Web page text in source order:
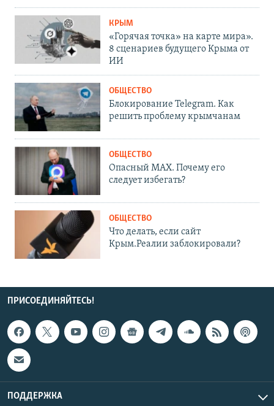
КРЫМ
«Горячая точка» на карте мира».
8 сценариев будущего Крыма от
ИИ
ОБЩЕСТВО
Блокирование Telegram. Как
решить проблему крымчанам
ОБЩЕСТВО
Опасный MAX. Почему его
следует избегать?
ОБЩЕСТВО
Что делать, если сайт
Крым.Реалии заблокировали?
ПРИСОЕДИНЯЙТЕСЬ!
ПОДДЕРЖКА